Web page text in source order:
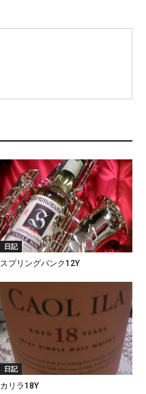
日記
スプリングバンク12Y
日記
カリラ18Y